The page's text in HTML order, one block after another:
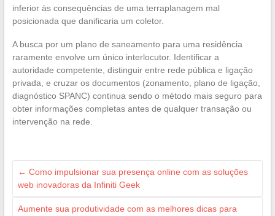
inferior às consequências de uma terraplanagem mal
posicionada que danificaria um coletor.
A busca por um plano de saneamento para uma residência
raramente envolve um único interlocutor. Identificar a
autoridade competente, distinguir entre rede pública e ligação
privada, e cruzar os documentos (zonamento, plano de ligação,
diagnóstico SPANC) continua sendo o método mais seguro para
obter informações completas antes de qualquer transação ou
intervenção na rede.
← Como impulsionar sua presença online com as soluções
web inovadoras da Infiniti Geek
Aumente sua produtividade com as melhores dicas para